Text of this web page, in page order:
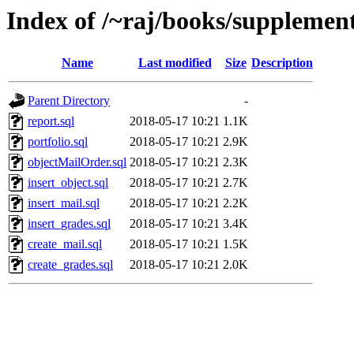
Index of /~raj/books/
Name Last modified Size Description
Parent Directory
-
report.sql
2018-05-17 10:21 1.1K
portfolio.sql
2018-05-17 10:21 2.9K
objectMailOrder.sql 2018-05-17 10:21 2.3K
insert_object.sql
2018-05-17 10:21 2.7K
insert_mail.sql
2018-05-17 10:21 2.2K
insert_grades.sql
2018-05-17 10:21 3.4K
create_mail.sql
2018-05-17 10:21 1.5K
create_grades.sql
2018-05-17 10:21 2.0K